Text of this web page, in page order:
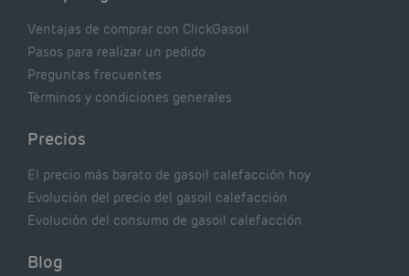
Ventajas de comprar con ClickGasoil
Pasos para realizar un pedido
Preguntas frecuentes
Términos y condiciones generales
Precios
El precio más barato de gasoil calefacción hoy
Evolución del precio del gasoil calefacción
Evolución del consumo de gasoil calefacción
Blog